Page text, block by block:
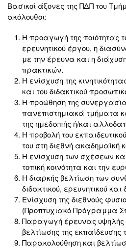
Βασικοί άξονες της ΠΔΠ του
ακόλουθοι:
Η προαγωγή της ποιότητας
ερευνητικού έργου, η
με την έρευνα και η
πρακτικών.
Η ενίσχυση της
και του διδακτικού
Η προώθηση της
πανεπιστημιακά τμήματα
της ημεδαπής ή/και
Η προβολή του
του στη διεθνή ακαδημαϊκή
Η ενίσχυση των σχέσεων
τοπική κοινότητα και την
Η διαρκής βελτίωση των
διδακτικού, ερευνητικού και
Ενίσχυση της διεθνούς
(Προπτυχιακό Πρόγραμμα
Παραγωγή έρευνας υψηλής
βελτίωσης της εκπαίδευσης
Παρακολούθηση και